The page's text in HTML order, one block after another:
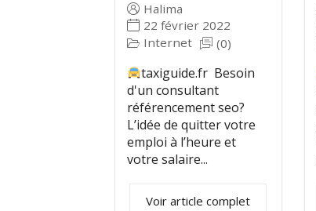
Halima
22 février 2022
Internet
(0)
taxiguide.fr Besoin
d'un consultant
référencement seo?
L’idée de quitter votre
emploi à l’heure et
votre salaire...
Voir article complet